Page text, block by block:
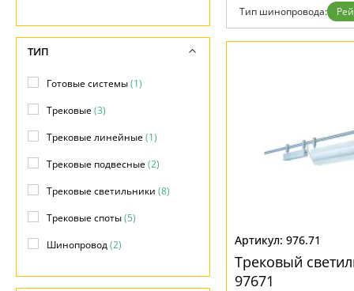
Гарантия
Возврат
Отзывы
Установка
Дизайнерам
Бренды
Контакты
Тип шинопровода:
976.71
Трековый
97671
ТИП
Готовые системы(1)
Трековые(3)
Трековые линейные(1)
Трековые подвесные(2)
Трековые светильники (8)
Трековые споты(5)
Шинопровод(2)